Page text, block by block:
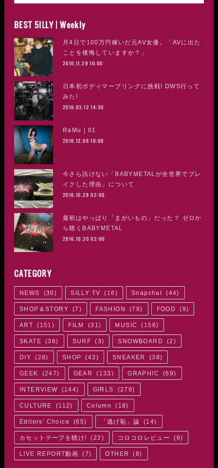
BEST 5ILLY | Weekly
月4日で100万円稼いだ元AV女優。「AVに出た
ことを後悔していますか？」
2016.11.29 10:00
日本初ボディマーブリングに挑戦! DWS行って
みた!
2016.03.12 14:30
RaMu | 01
2016.12.08 10:00
今さら訊けない「BABYMETALが全世界でブレ
イクした理由」について
2016.10.28 02:00
最初はやっぱり「まがいもの」だった？ ゼロか
ら聴くBABYMETAL
2016.10.30 02:00
CATEGORY
NEWS (30) SILLY TV ( 16 ) Snapchat (44)
SHOP＆STORY (7 ) FASHION (79) FOOD (9)
ART ( 151 ) FILM (31) MUSIC ( 156)
SKATE (36) SURF (3) SNOWBOARD (2 )
DIY (28) SHOP (43 ) SNEAKER (38)
GEEK (247) GEAR ( 133 ) GRAPHIC (69)
INTERVIEW (144) GIRLS (279)
CULTURE (112) Column ( 18)
Editors' Choice (65) 「逃げ恥」論 (14)
カセットテープを聴け! (22 ) コロコロレビュー (6)
LIVE REPORT動画 (7) OTHER (8)